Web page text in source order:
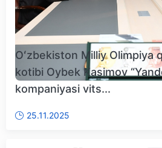
Oʻzbekiston Milliy Olimpiya
kotibi Oybek Kasimov
kompaniyasi vits...
25.11.2025